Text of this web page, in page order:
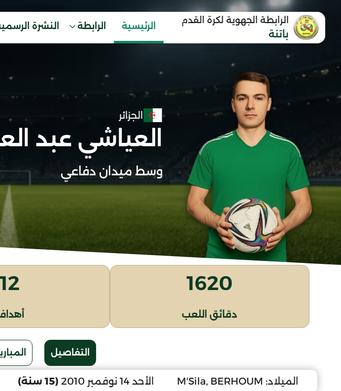
الرابطة الجهوية لكرة القدم
باتنة
الرئيسية الرابطة النشرة
الجزائر
العياشي عبد
وسط ميدان دفاعي
1620
دقائق اللعب
12
التفاصيل
الميلاد: M'Sila, BERHOUM الأحد 14 نوفمبر 2010 (15 سنة)